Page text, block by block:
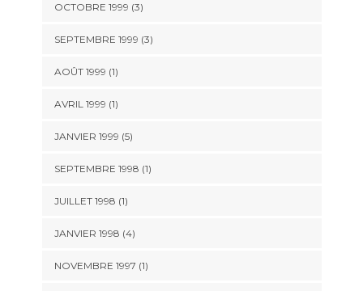
OCTOBRE 1999 (3)
SEPTEMBRE 1999 (3)
AOÛT 1999 (1)
AVRIL 1999 (1)
JANVIER 1999 (5)
SEPTEMBRE 1998 (1)
JUILLET 1998 (1)
JANVIER 1998 (4)
NOVEMBRE 1997 (1)